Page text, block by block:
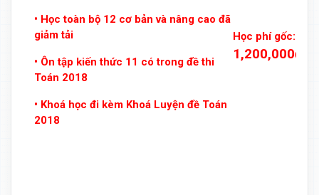
• Học toàn bộ 12 cơ bản và nâng cao đã
giảm tải
• Ôn tập kiến thức 11 có trong đề thi
Toán 2018
• Khoá học đi kèm Khoá Luyện đề Toán
2018
Học phí gốc:
1,200,000đ